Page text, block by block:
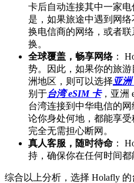
卡后自动连接其中一家
是，如果旅途中遇到网
换电信商的网络，或者
换。
全球覆盖，畅享网络：
势。因此，如果你的旅
洲地区，则可以选择 亚
别于台湾 eSIM 卡，亚洲
台湾连接到中华电信的
论你身处何地，都能享
完全无需担心断网。
真人客服，随时待命 ：
持，确保你在任何时间都
综合以上分析，选择 Holafly